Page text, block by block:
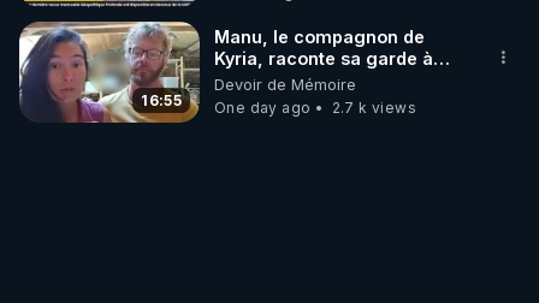
16:55
Manu, le compagnon de
Kyria, raconte sa garde à
vue musclée. PARTAGEZ!
Devoir de Mémoire
One day ago
2.7 k views